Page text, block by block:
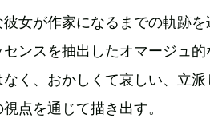
彼女が作家になるまでの軌跡
ンスを抽出したオマージュ
なく、おかしくて哀しい、立
点を通じて描き出す。